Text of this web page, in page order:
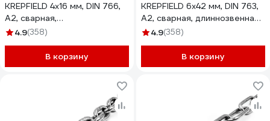
KREPFIELD 4x16 мм, DIN 766,
А2, сварная,
короткозвенная, 5 м
4.9(358)
В корзину
KREPFIELD 6x42 мм, DIN 763,
А2, сварная, длиннозвенная,
6 м 763А2ЦЕПЬ6ММ-6
4.9(358)
В корзину